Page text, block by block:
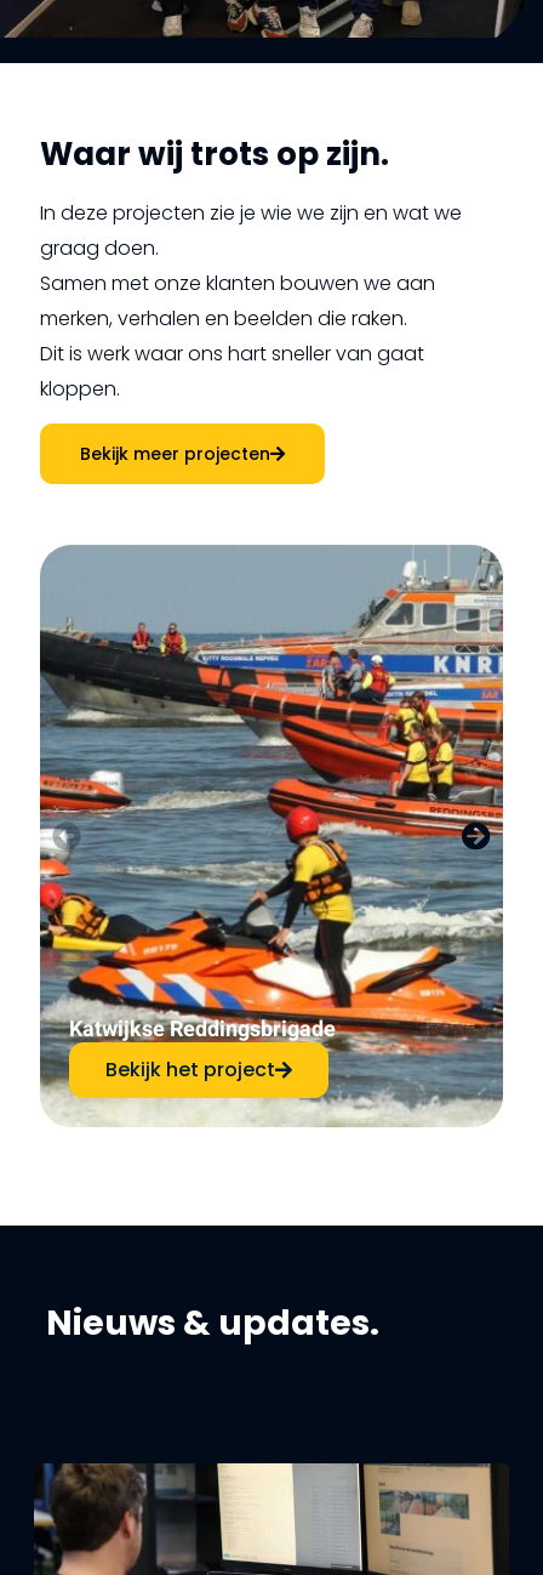
Waar wij trots op zijn.
In deze projecten zie je wie we zijn en wat we
graag doen.
Samen met onze klanten bouwen we aan
merken, verhalen en beelden die raken.
Dit is werk waar ons hart sneller van gaat
kloppen.
Bekijk meer projecten
Katwijkse Reddingsbrigade
Bekijk het project
Nieuws & updates.